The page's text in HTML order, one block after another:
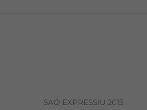
SAÓ EXPRESSIU 2013